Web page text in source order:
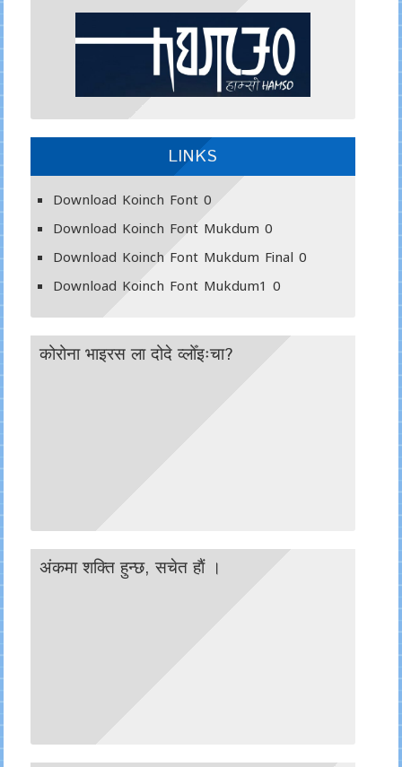
LINKS
Download Koinch Font0
Download Koinch Font Mukdum 0
Download Koinch Font Mukdum Final 0
Download Koinch Font Mukdum1 0
कोरोना भाइरस ला दोदे व्लोँइःचा?
अंकमा शक्ति हुन्छ, सचेत हाैं ।